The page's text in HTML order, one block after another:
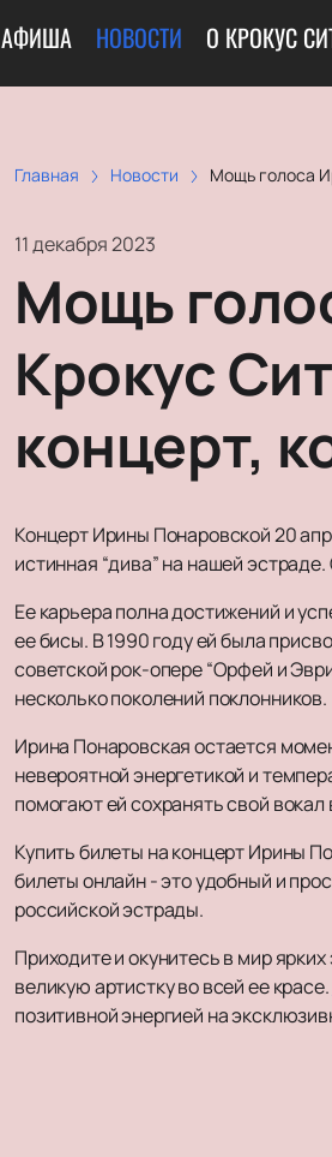
АФИША НОВОСТИ О КРОКУС
Главная Новости Мощь голоса
11 декабря 2023
Мощь
Крокус
концерт,
Концерт Ирины Понаровской 20
истинная “дива” на нашей
Ее карьера полна достижений и
ее бисы. В 1990 году ей была
советской рок-опере “Орфей и
несколько поколений поклонников.
Ирина Понаровская остается
невероятной энергетикой и
помогают ей сохранять свой
Купить билеты на концерт Ирины
билеты онлайн - это удобный и
российской эстрады.
Приходите и окунитесь в мир
великую артистку во всей ее красе.
позитивной энергией на